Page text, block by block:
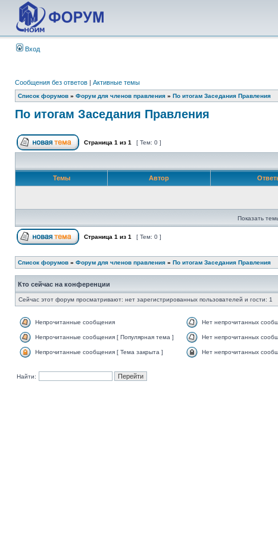
Вход
Сообщения без ответов | Активные темы
Список форумов » Форум для членов правления » По итогам Заседания Правления
По итогам Заседания Правления
Страница 1 из 1 [ Тем: 0 ]
Темы Автор
Показать
Страница 1 из 1 [ Тем: 0 ]
Список форумов » Форум для членов правления » По итогам Заседания Правления
Кто сейчас на конференции
Сейчас этот форум просматривают: нет зарегистрированных пользователей и гости: 1
Непрочитанные сообщения Нет непрочитанных
Непрочитанные сообщения [ Популярная тема ] Нет непрочитанных
Непрочитанные сообщения [ Тема закрыта ] Нет непрочитанных
Найти: